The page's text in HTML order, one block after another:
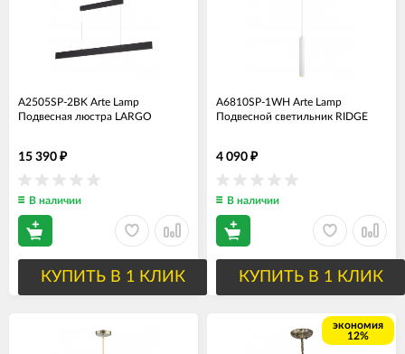
A2505SP-2BK Arte Lamp
Подвесная люстра LARGO
15 390 ₽
В наличии
КУПИТЬ В 1 КЛИК
A6810SP-1WH Arte Lamp
Подвесной светильник RIDGE
4 090 ₽
В наличии
КУПИТЬ В 1 КЛИК
экономия
12%